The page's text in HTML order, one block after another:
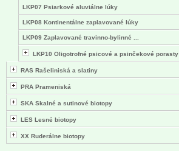
LKP07 Psiarkové aluviálne lúky
LKP08 Kontinentálne zaplavované lúky
LKP09 Zaplavované travinno-bylinné ...
LKP10 Oligotrofné psicové a psinčekové porasty
RAS Rašeliniská a slatiny
PRA Prameniská
SKA Skalné a sutinové biotopy
LES Lesné biotopy
XX Ruderálne biotopy